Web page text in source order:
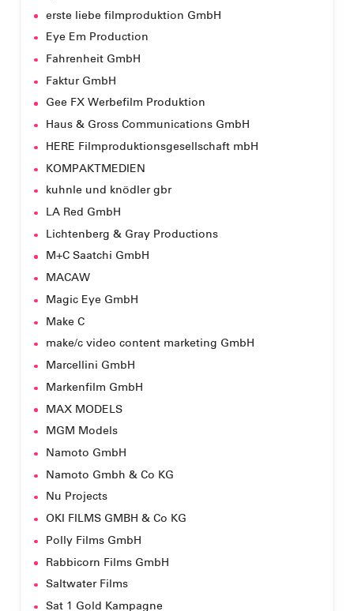
erste liebe filmproduktion GmbH
Eye Em Production
Fahrenheit GmbH
Faktur GmbH
Gee FX Werbefilm Produktion
Haus & Gross Communications GmbH
HERE Filmproduktionsgesellschaft mbH
KOMPAKTMEDIEN
kuhnle und knödler gbr
LA Red GmbH
Lichtenberg & Gray Productions
M+C Saatchi GmbH
MACAW
Magic Eye GmbH
Make C
make/c video content marketing GmbH
Marcellini GmbH
Markenfilm GmbH
MAX MODELS
MGM Models
Namoto GmbH
Namoto Gmbh & Co KG
Nu Projects
OKI FILMS GMBH & Co KG
Polly Films GmbH
Rabbicorn Films GmbH
Saltwater Films
Sat 1 Gold Kampagne